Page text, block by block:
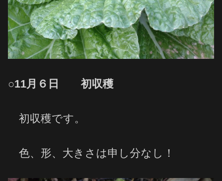
○11月６日 初収穫
初収穫です。
色、形、大きさは申し分なし！